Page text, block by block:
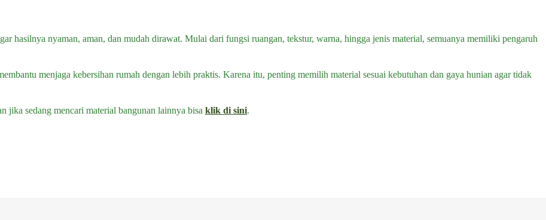
hasilnya nyaman, aman, dan mudah dirawat. Mulai dari fungsi ruangan, tekstur, warna, hingga jenis material, semuanya memiliki pengaruh
menjaga kebersihan rumah dengan lebih praktis. Karena itu, penting memilih material sesuai kebutuhan dan gaya hunian agar tidak
jika sedang mencari material bangunan lainnya bisa klik di sini.